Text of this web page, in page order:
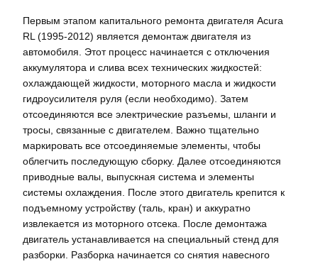
Первым этапом капитального ремонта двигателя Acura
RL (1995-2012) является демонтаж двигателя из
автомобиля. Этот процесс начинается с отключения
аккумулятора и слива всех технических жидкостей:
охлаждающей жидкости, моторного масла и жидкости
гидроусилителя руля (если необходимо). Затем
отсоединяются все электрические разъемы, шланги и
тросы, связанные с двигателем. Важно тщательно
маркировать все отсоединяемые элементы, чтобы
облегчить последующую сборку. Далее отсоединяются
приводные валы, выпускная система и элементы
системы охлаждения. После этого двигатель крепится к
подъемному устройству (таль, кран) и аккуратно
извлекается из моторного отсека. После демонтажа
двигатель устанавливается на специальный стенд для
разборки. Разборка начинается со снятия навесного